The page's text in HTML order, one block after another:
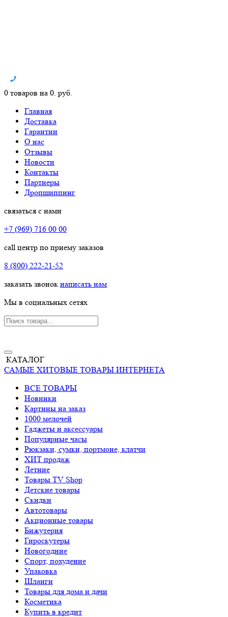
0 товаров на 0. руб.
Главная
Доставка
Гарантии
О нас
Отзывы
Новости
Контакты
Партнеры
Дропшиппинг
связаться с нами
+7 (969) 716 00 00
call центр по приему заказов
8 (800) 222-21-52
заказать звонок написать нам
Мы в социальных сетях
КАТАЛОГ
САМЫЕ ХИТОВЫЕ ТОВАРЫ ИНТЕРНЕТА
ВСЕ ТОВАРЫ
Новинки
Картины на заказ
1000 мелочей
Гаджеты и аксессуары
Популярные часы
Рюкзаки, сумки, портмоне, клатчи
ХИТ продаж
Летние
Товары TV Shop
Детские товары
Cкидки
Автотовары
Акционные товары
Бижутерия
Гироскутеры
Новогодние
Спорт, похудение
Упаковка
Шланги
Товары для дома и дачи
Косметика
Купить в кредит